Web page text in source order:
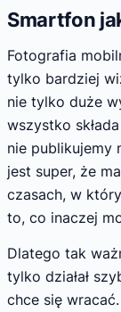
Smartfon
Fotografia
tylko bardziej
nie tylko duże
wszystko
nie publikujemy
jest super, że
czasach, w
to, co inaczej
Dlatego tak
tylko działał
chce się